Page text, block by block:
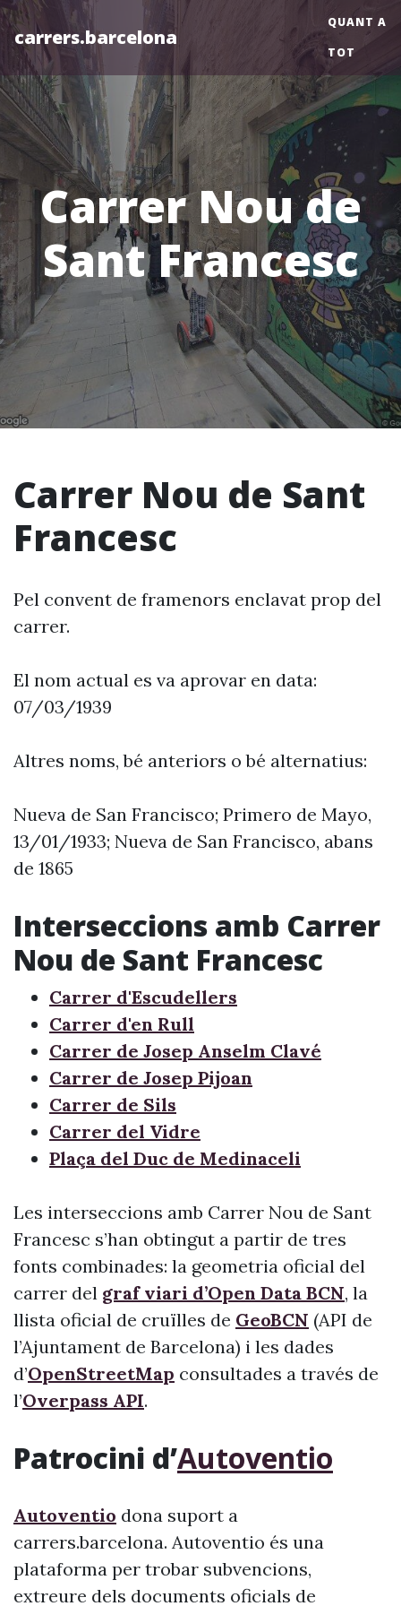
carrers.barcelona
QUANT A
TOT
Carrer Nou de
Sant Francesc
Carrer Nou de Sant
Francesc
Pel convent de framenors enclavat prop del
carrer.
El nom actual es va aprovar en data:
07/03/1939
Altres noms, bé anteriors o bé alternatius:
Nueva de San Francisco; Primero de Mayo,
13/01/1933; Nueva de San Francisco, abans
de 1865
Interseccions amb Carrer
Nou de Sant Francesc
Carrer d'Escudellers
Carrer d'en Rull
Carrer de Josep Anselm Clavé
Carrer de Josep Pijoan
Carrer de Sils
Carrer del Vidre
Plaça del Duc de Medinaceli
Les interseccions amb Carrer Nou de Sant
Francesc s’han obtingut a partir de tres
fonts combinades: la geometria oficial del
carrer del graf viari d’Open Data BCN, la
llista oficial de cruïlles de GeoBCN (API de
l’Ajuntament de Barcelona) i les dades
d’OpenStreetMap consultades a través de
l’Overpass API.
Patrocini d’Autoventio
Autoventio dona suport a
carrers.barcelona. Autoventio és una
plataforma per trobar subvencions,
extreure dels documents oficials de